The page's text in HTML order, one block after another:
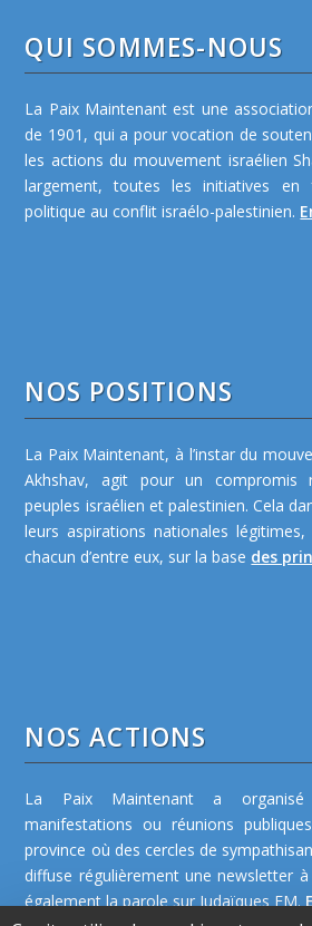
QUI SOMMES-NOUS
La Paix Maintenant est une
de 1901, qui a pour vocation de
les actions du mouvement israélien
largement, toutes les initiatives en
politique au conflit israélo-palestinien.
NOS POSITIONS
La Paix Maintenant, à l’instar du
Akhshav, agit pour un compromis
peuples israélien et palestinien. Cela
leurs aspirations nationales
chacun d’entre eux, sur la base des
NOS ACTIONS
La Paix Maintenant a
manifestations ou réunions
province où des cercles de
diffuse régulièrement une newsletter
également la parole sur Judaïques FM.